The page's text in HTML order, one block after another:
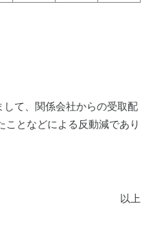
して、関係会社からの受取配
ことなどによる反動減であり
以上